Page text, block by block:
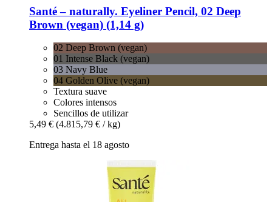
Santé – naturally. Eyeliner Pencil, 02 Deep
Brown (vegan) (1,14 g)
02 Deep Brown (vegan)
01 Intense Black (vegan)
03 Navy Blue
04 Golden Olive (vegan)
Textura suave
Colores intensos
Sencillos de utilizar
5,49 € (4.815,79 € / kg)
Entrega hasta el 18 agosto